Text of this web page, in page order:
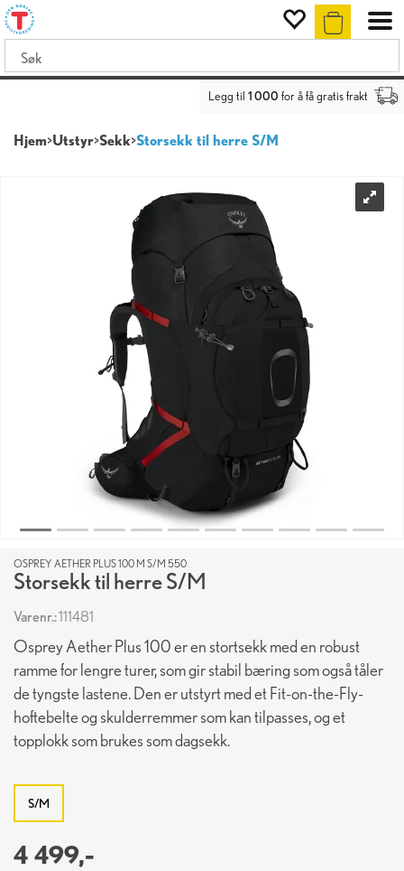
Legg til 1 000 for å få gratis frakt
Hjem>Utstyr>Sekk>Storsekk til herre S/M
OSPREY AETHER PLUS 100 M S/M 550
Storsekk til herre S/M
Varenr.:111481
Osprey Aether Plus 100 er en stortsekk med en robust
ramme for lengre turer, som gir stabil bæring som også tåler
de tyngste lastene. Den er utstyrt med et Fit-on-the-Fly-
hoftebelte og skulderremmer som kan tilpasses, og et
topplokk som brukes som dagsekk.
S/M
4 499,-